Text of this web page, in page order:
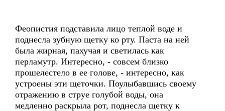
Феопистия подставила лицо теплой воде и
поднесла зубную щетку ко рту. Паста на ней
была жирная, пахучая и светилась как
перламутр. Интересно, - совсем близко
прошелестело в ее голове, - интересно, как
устроены эти щеточки. Поулыбавшись своему
отражению в струе голубой воды, она
медленно раскрыла рот, поднесла щетку к